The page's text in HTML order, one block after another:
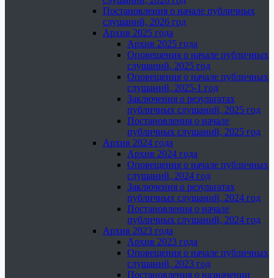
Постановления о начале публичных
слушаний, 2026 год
Архив 2025 года
Архив 2025 года
Оповещения о начале публичных
слушаний, 2025 год
Оповещения о начале публичных
слушаний, 2025-1 год
Заключения о результатах
публичных слушаний, 2025 год
Постановления о начале
публичных слушаний, 2025 год
Архив 2024 года
Архив 2024 года
Оповещения о начале публичных
слушаний, 2024 год
Заключения о результатах
публичных слушаний, 2024 год
Постановления о начале
публичных слушаний, 2024 год
Архив 2023 года
Архив 2023 года
Оповещения о начале публичных
слушаний, 2023 год
Постановления о назначении